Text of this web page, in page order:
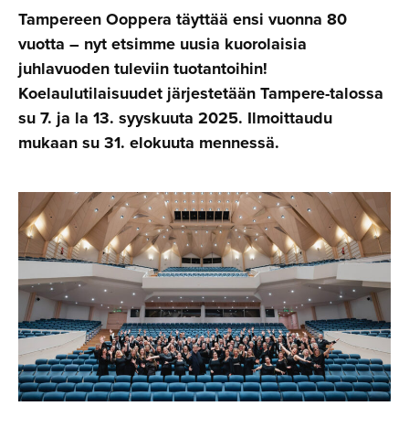
Tampereen Ooppera täyttää ensi vuonna 80
vuotta – nyt etsimme uusia kuorolaisia
juhlavuoden tuleviin tuotantoihin!
Koelaulutilaisuudet järjestetään Tampere-talossa
su 7. ja la 13. syyskuuta 2025. Ilmoittaudu
mukaan su 31. elokuuta mennessä.